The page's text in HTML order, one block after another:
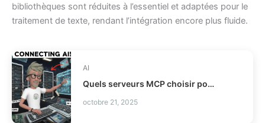
bibliothèques sont réduites à l’essentiel et adaptées pour le
traitement de texte, rendant l’intégration encore plus fluide.
AI
Quels serveurs MCP choisir pour vos agents IA ?
octobre 21, 2025